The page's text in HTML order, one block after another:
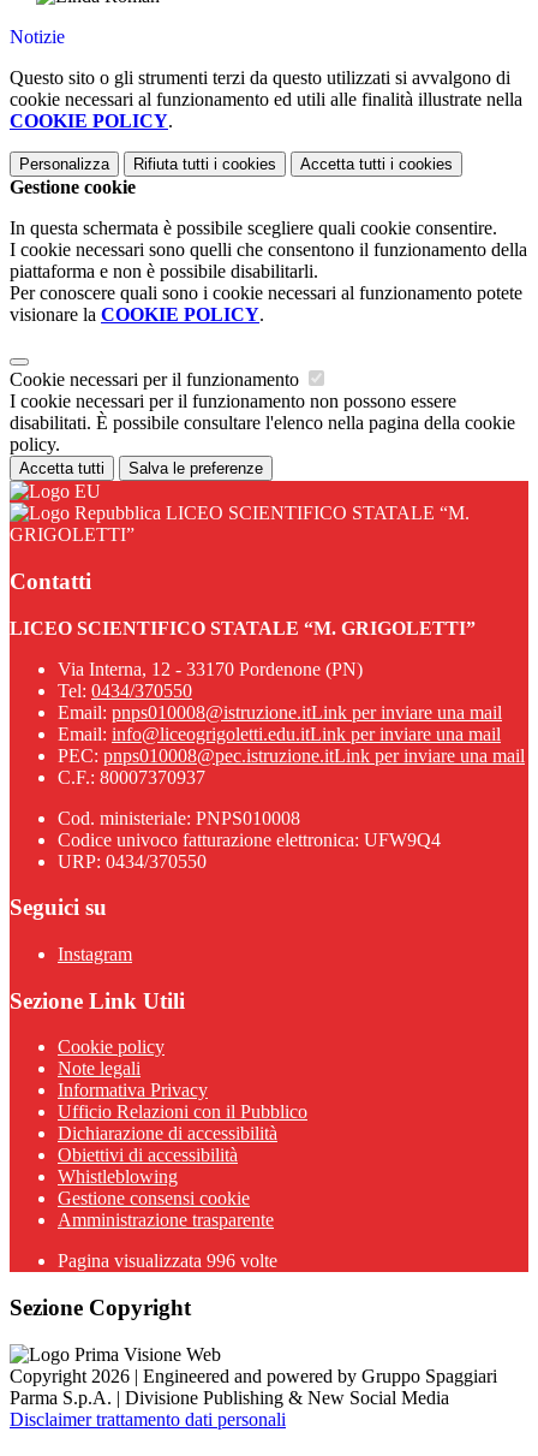
Notizie
Questo sito o gli strumenti terzi da questo utilizzati si avvalgono di
cookie necessari al funzionamento ed utili alle finalità illustrate nella
COOKIE POLICY.
Personalizza Rifiuta tutti i cookies Accetta tutti i cookies
Gestione cookie
In questa schermata è possibile scegliere quali cookie consentire.
I cookie necessari sono quelli che consentono il funzionamento della
piattaforma e non è possibile disabilitarli.
Per conoscere quali sono i cookie necessari al funzionamento potete
visionare la COOKIE POLICY.
Cookie necessari per il funzionamento
I cookie necessari per il funzionamento non possono essere
disabilitati. È possibile consultare l'elenco nella pagina della cookie
policy.
Accetta tutti Salva le preferenze
LICEO SCIENTIFICO STATALE “M.
GRIGOLETTI”
Contatti
LICEO SCIENTIFICO STATALE “M. GRIGOLETTI”
Via Interna, 12 - 33170 Pordenone (PN)
Tel: 0434/370550
Email: pnps010008@istruzione.itLink per inviare una mail
Email: info@liceogrigoletti.edu.itLink per inviare una mail
PEC: pnps010008@pec.istruzione.itLink per inviare una mail
C.F.: 80007370937
Cod. ministeriale: PNPS010008
Codice univoco fatturazione elettronica: UFW9Q4
URP: 0434/370550
Seguici su
Instagram
Sezione Link Utili
Cookie policy
Note legali
Informativa Privacy
Ufficio Relazioni con il Pubblico
Dichiarazione di accessibilità
Obiettivi di accessibilità
Whistleblowing
Gestione consensi cookie
Amministrazione trasparente
Pagina visualizzata 996 volte
Sezione Copyright
Copyright 2026 | Engineered and powered by Gruppo Spaggiari
Parma S.p.A. | Divisione Publishing & New Social Media
Disclaimer trattamento dati personali